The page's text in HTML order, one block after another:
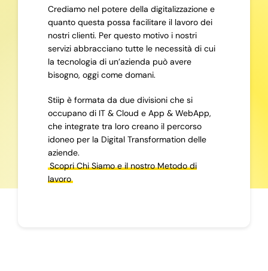
Crediamo nel potere della digitalizzazione e
quanto questa possa facilitare il lavoro dei
nostri clienti. Per questo motivo i nostri
servizi abbracciano tutte le necessità di cui
la tecnologia di un’azienda può avere
bisogno, oggi come domani.
Stiip è formata da due divisioni che si
occupano di IT & Cloud e App & WebApp,
che integrate tra loro creano il percorso
idoneo per la Digital Transformation delle
aziende.
Scopri Chi Siamo e il nostro Metodo di
lavoro